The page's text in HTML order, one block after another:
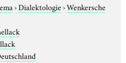
›Dialektologie›Wenkersche